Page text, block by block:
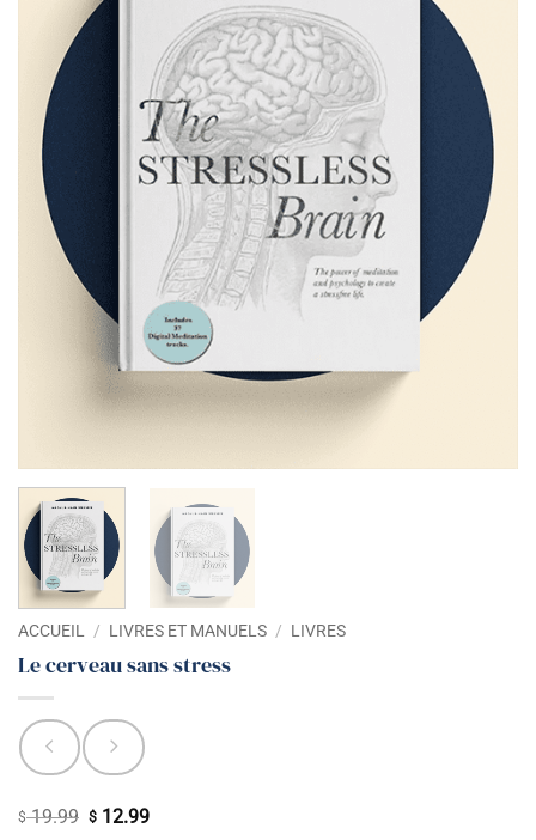
ACCUEIL / LIVRES ET MANUELS / LIVRES
Le cerveau sans stress
$19.99 Le
$12.99Le